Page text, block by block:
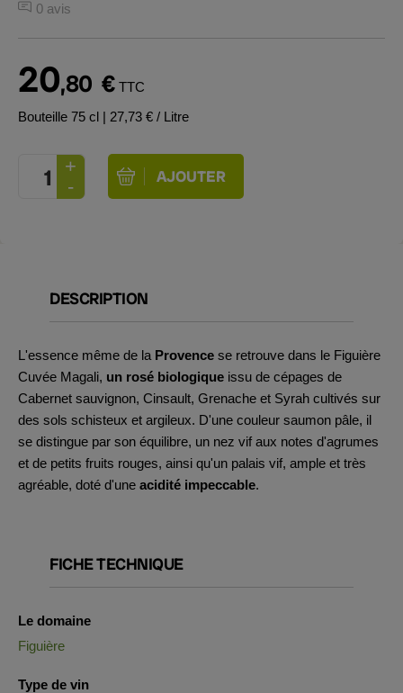
0 avis
20,80 € TTC
Bouteille 75 cl | 27,73 € / Litre
DESCRIPTION
L'essence même de la Provence se retrouve dans le Figuière
Cuvée Magali, un rosé biologique issu de cépages de
Cabernet sauvignon, Cinsault, Grenache et Syrah cultivés sur
des sols schisteux et argileux. D'une couleur saumon pâle, il
se distingue par son équilibre, un nez vif aux notes d'agrumes
et de petits fruits rouges, ainsi qu'un palais vif, ample et très
agréable, doté d'une acidité impeccable.
FICHE TECHNIQUE
Le domaine
Figuière
Type de vin